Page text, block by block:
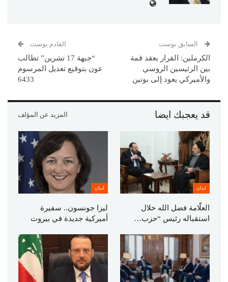
السابق بوست
الكرملين: القرار بعقد قمة
بين الرئيسين الروسي
والأميركي يعود إلى بوتين
القادم بوست
“جبهة 17 تشرين” تطالب
عون بتوقيع تعديل المرسوم
6433
قد يعجبك ايضا المزيد عن المؤلف
لبنان
العلّامة فضل الله خلال
استقباله رئيس “حزب…
لبنان
ليزا جونسون.. سفيرة
أميركية جديدة في بيروت